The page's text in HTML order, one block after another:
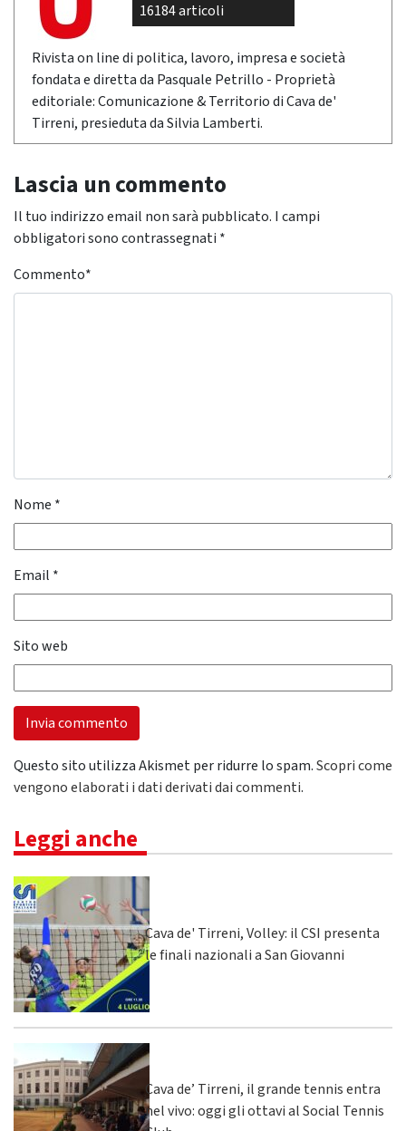
16184 articoli
Rivista on line di politica, lavoro, impresa e società
fondata e diretta da Pasquale Petrillo - Proprietà
editoriale: Comunicazione & Territorio di Cava de'
Tirreni, presieduta da Silvia Lamberti.
Lascia un commento
Il tuo indirizzo email non sarà pubblicato. I campi
obbligatori sono contrassegnati *
Commento*
Nome *
Email *
Sito web
Questo sito utilizza Akismet per ridurre lo spam.Scopri come
vengono elaborati i dati derivati dai commenti.
Leggi anche
Cava de' Tirreni, Volley: il CSI presenta
le finali nazionali a San Giovanni
Cava de’ Tirreni, il grande tennis entra
nel vivo: oggi gli ottavi al Social Tennis